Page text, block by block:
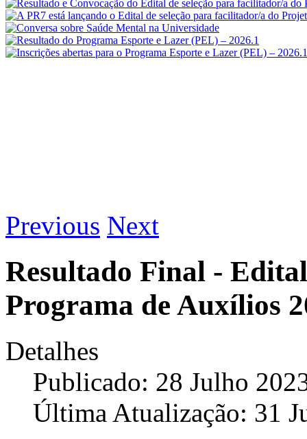
Previous Next
Resultado Final -
Programa de Auxílios
Detalhes
Publicado: 28 Julho
Última Atualização: 31